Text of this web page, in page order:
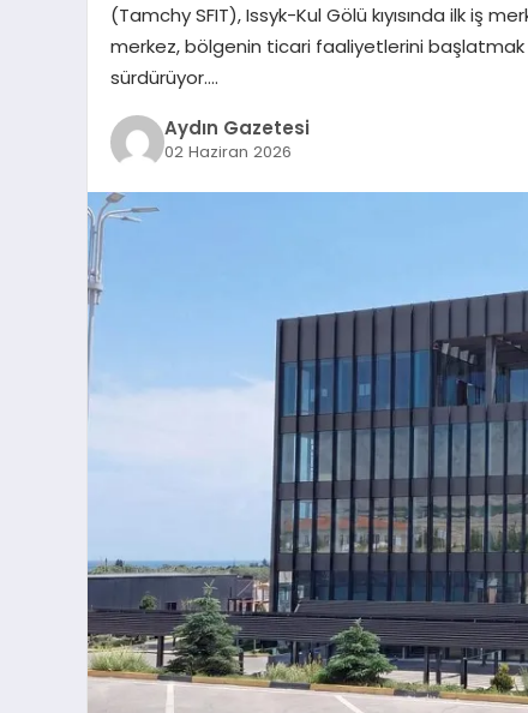
(Tamchy SFIT), Issyk-Kul Gölü kıyısında ilk iş
merkez, bölgenin ticari faaliyetlerini başlatmak
sürdürüyor….
Aydın Gazetesi
02 Haziran 2026